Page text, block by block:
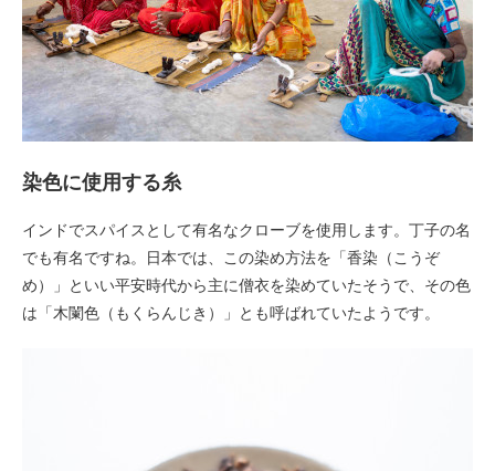
染色に使用する糸
インドでスパイスとして有名なクローブを使用します。丁子の名
でも有名ですね。日本では、この染め方法を「香染（こうぞ
め）」といい平安時代から主に僧衣を染めていたそうで、その色
は「木闌色（もくらんじき）」とも呼ばれていたようです。